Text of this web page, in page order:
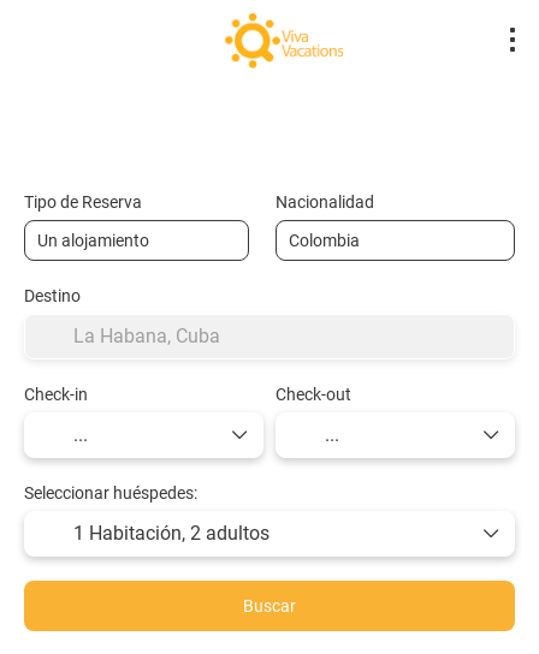
Tipo de Reserva Nacionalidad
Destino
Check-in Check-out
Seleccionar huéspedes:
1 Habitación, 2 adultos
Buscar